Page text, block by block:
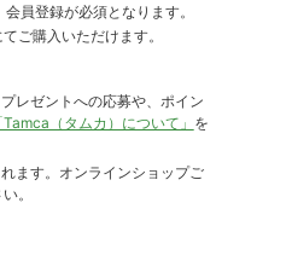
員登録が必須となります。
ご購⼊いただけます。
レゼントへの応募や、ポイン
Tamca（タムカ）について」 を
ます。オンラインショップご
。